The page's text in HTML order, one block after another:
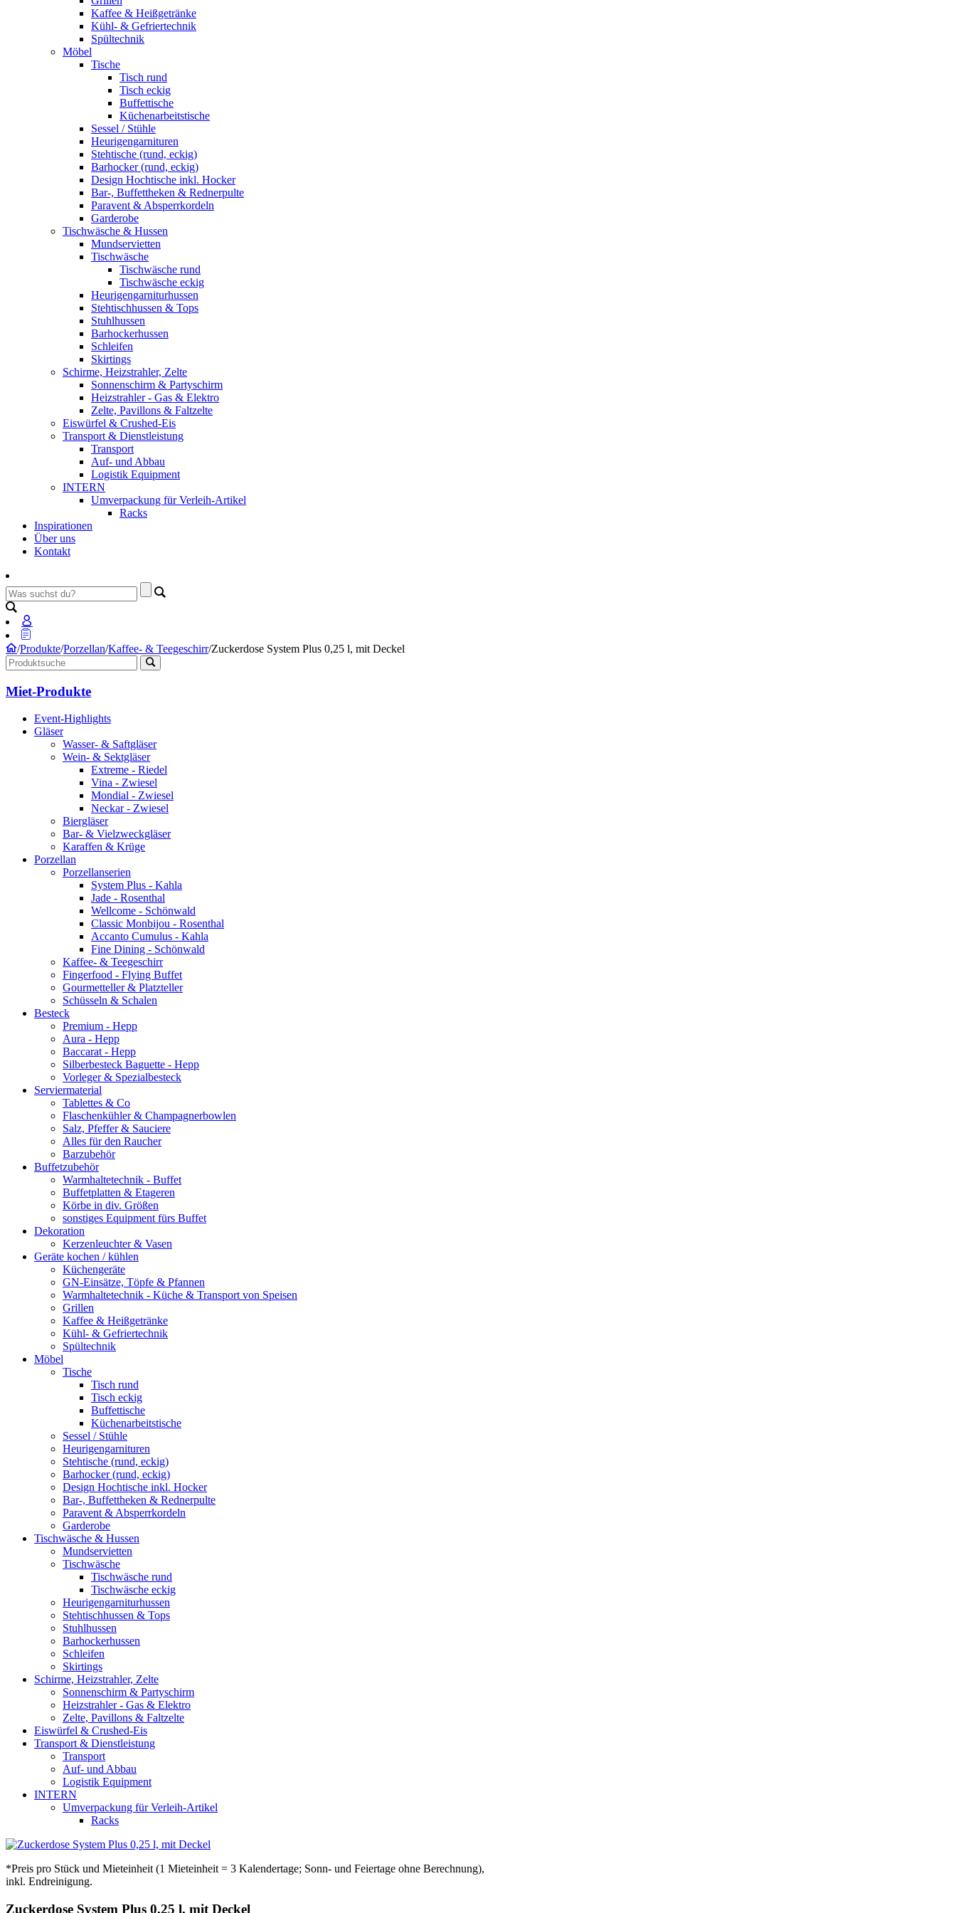
Kaffee & Heißgetränke
Kühl- & Gefriertechnik
Spültechnik
Möbel
Tische
Tisch rund
Tisch eckig
Buffettische
Küchenarbeitstische
Sessel / Stühle
Heurigengarnituren
Stehtische (rund, eckig)
Barhocker (rund, eckig)
Design Hochtische inkl. Hocker
Bar-, Buffettheken & Rednerpulte
Paravent & Absperrkordeln
Garderobe
Tischwäsche & Hussen
Mundservietten
Tischwäsche
Tischwäsche rund
Tischwäsche eckig
Heurigengarniturhussen
Stehtischhussen & Tops
Stuhlhussen
Barhockerhussen
Schleifen
Skirtings
Schirme, Heizstrahler, Zelte
Sonnenschirm & Partyschirm
Heizstrahler - Gas & Elektro
Zelte, Pavillons & Faltzelte
Eiswürfel & Crushed-Eis
Transport & Dienstleistung
Transport
Auf- und Abbau
Logistik Equipment
INTERN
Umverpackung für Verleih-Artikel
Racks
Inspirationen
Über uns
Kontakt
/Produkte/Porzellan/Kaffee- & Teegeschirr/Zuckerdose System Plus 0,25 l, mit Deckel
Miet-Produkte
Event-Highlights
Gläser
Wasser- & Saftgläser
Wein- & Sektgläser
Extreme - Riedel
Vina - Zwiesel
Mondial - Zwiesel
Neckar - Zwiesel
Biergläser
Bar- & Vielzweckgläser
Karaffen & Krüge
Porzellan
Porzellanserien
System Plus - Kahla
Jade - Rosenthal
Wellcome - Schönwald
Classic Monbijou - Rosenthal
Accanto Cumulus - Kahla
Fine Dining - Schönwald
Kaffee- & Teegeschirr
Fingerfood - Flying Buffet
Gourmetteller & Platzteller
Schüsseln & Schalen
Besteck
Premium - Hepp
Aura - Hepp
Baccarat - Hepp
Silberbesteck Baguette - Hepp
Vorleger & Spezialbesteck
Serviermaterial
Tablettes & Co
Flaschenkühler & Champagnerbowlen
Salz, Pfeffer & Sauciere
Alles für den Raucher
Barzubehör
Buffetzubehör
Warmhaltetechnik - Buffet
Buffetplatten & Etageren
Körbe in div. Größen
sonstiges Equipment fürs Buffet
Dekoration
Kerzenleuchter & Vasen
Geräte kochen / kühlen
Küchengeräte
GN-Einsätze, Töpfe & Pfannen
Warmhaltetechnik - Küche & Transport von Speisen
Grillen
Kaffee & Heißgetränke
Kühl- & Gefriertechnik
Spültechnik
Möbel
Tische
Tisch rund
Tisch eckig
Buffettische
Küchenarbeitstische
Sessel / Stühle
Heurigengarnituren
Stehtische (rund, eckig)
Barhocker (rund, eckig)
Design Hochtische inkl. Hocker
Bar-, Buffettheken & Rednerpulte
Paravent & Absperrkordeln
Garderobe
Tischwäsche & Hussen
Mundservietten
Tischwäsche
Tischwäsche rund
Tischwäsche eckig
Heurigengarniturhussen
Stehtischhussen & Tops
Stuhlhussen
Barhockerhussen
Schleifen
Skirtings
Schirme, Heizstrahler, Zelte
Sonnenschirm & Partyschirm
Heizstrahler - Gas & Elektro
Zelte, Pavillons & Faltzelte
Eiswürfel & Crushed-Eis
Transport & Dienstleistung
Transport
Auf- und Abbau
Logistik Equipment
INTERN
Umverpackung für Verleih-Artikel
Racks
*Preis pro Stück und Mieteinheit (1 Mieteinheit = 3 Kalendertage; Sonn- und Feiertage ohne Berechnung),
inkl. Endreinigung.
Zuckerdose System Plus 0,25 l, mit Deckel